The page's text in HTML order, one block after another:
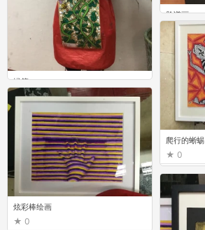
绿箩
0
脸谱画
1
爬行的蜥蜴
0
炫彩棒绘画
0